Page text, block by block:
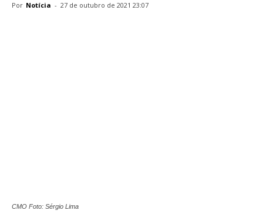
Por Notícia - 27 de outubro de 2021 23:07
CMO Foto: Sérgio Lima